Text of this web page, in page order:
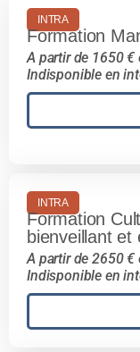
INTRA
Formation
A partir de 1650 €
Indisponible en
INTRA
Formation
bienveillant
A partir de 2650 €
Indisponible en